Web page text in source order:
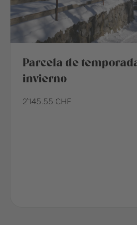
Parcela de
invierno
2'145.55 CHF